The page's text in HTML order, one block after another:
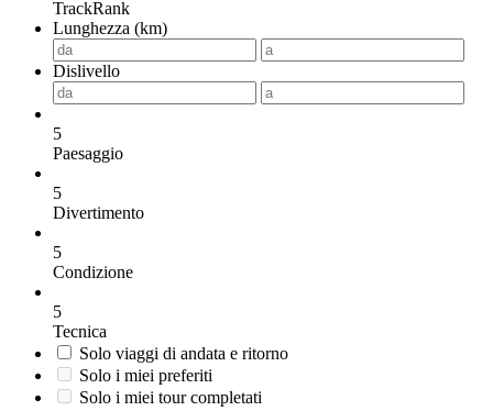
TrackRank
Lunghezza (km)
Dislivello
5
Paesaggio
5
Divertimento
5
Condizione
5
Tecnica
Solo viaggi di andata e ritorno
Solo i miei preferiti
Solo i miei tour completati